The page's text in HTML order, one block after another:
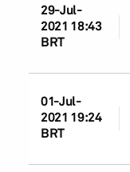
29-Jul-
2021 18:43
BRT
01-Jul-
2021 19:24
BRT